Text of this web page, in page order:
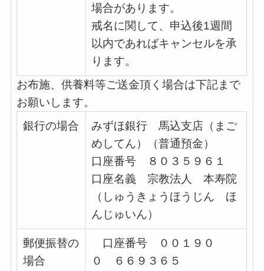
場合があります。
戒名に関して、申込後1週間
以内であればキャンセルを承
ります。
お布施、供養料等ご送金頂く場合は下記まで
お願いします。
銀行の場合
みずほ銀行 馬込支店（まご
めしてん）（普通預金）
口座番号 ８０３５９６１
口座名義 宗教法人 本寿院
（しゅうきょうほうじん ほ
んじゅいん）
郵便振替の
場合
口座番号 ００１９０
０ ６６９３６５